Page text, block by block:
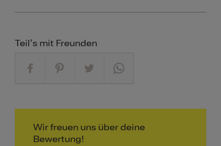
Teil's mit Freunden
Wir freuen uns über deine
Bewertung!